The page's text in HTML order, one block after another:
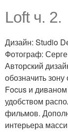
Loft ч. 2.
Дизайн: Studio
Фотограф:
Авторский
обозначить
Focus и
удобством
фильмов.
интерьера